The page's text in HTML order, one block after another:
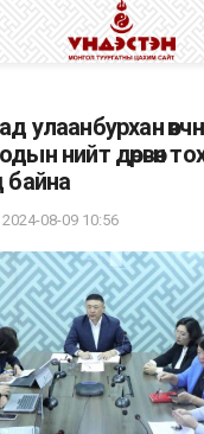
өвчний
нийт дөрвөн
байна
2024-08-09 10:56